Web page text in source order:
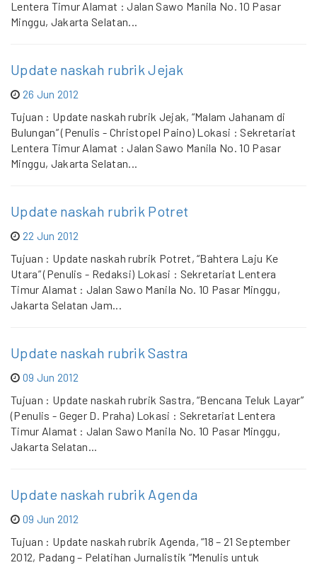
Lentera Timur Alamat : Jalan Sawo Manila No. 10 Pasar
Minggu, Jakarta Selatan...
Update naskah rubrik Jejak
26 Jun 2012
Tujuan : Update naskah rubrik Jejak, “Malam Jahanam di
Bulungan” (Penulis - Christopel Paino) Lokasi : Sekretariat
Lentera Timur Alamat : Jalan Sawo Manila No. 10 Pasar
Minggu, Jakarta Selatan...
Update naskah rubrik Potret
22 Jun 2012
Tujuan : Update naskah rubrik Potret, “Bahtera Laju Ke
Utara” (Penulis - Redaksi) Lokasi : Sekretariat Lentera
Timur Alamat : Jalan Sawo Manila No. 10 Pasar Minggu,
Jakarta Selatan Jam...
Update naskah rubrik Sastra
09 Jun 2012
Tujuan : Update naskah rubrik Sastra, “Bencana Teluk Layar”
(Penulis - Geger D. Praha) Lokasi : Sekretariat Lentera
Timur Alamat : Jalan Sawo Manila No. 10 Pasar Minggu,
Jakarta Selatan...
Update naskah rubrik Agenda
09 Jun 2012
Tujuan : Update naskah rubrik Agenda, “18 – 21 September
2012, Padang – Pelatihan Jurnalistik “Menulis untuk